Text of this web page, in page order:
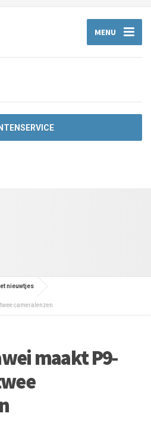
MENU
nieuwtjes
cameralenzen
maakt P9-